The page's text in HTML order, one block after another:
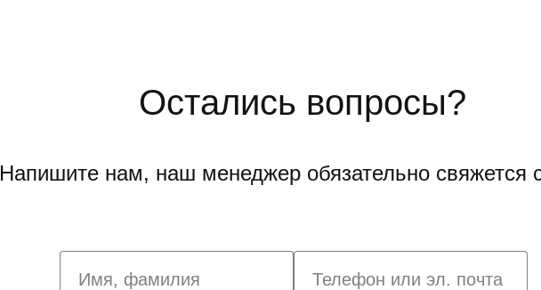
Остались вопросы?
Напишите нам, наш менеджер обязательно свяжется